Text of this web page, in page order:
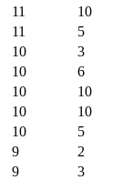
11
10
11
5
10
3
10
6
10
10
10
10
10
5
9
2
9
3